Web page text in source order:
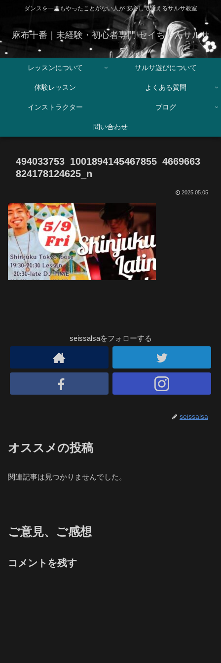
ダンスを一度もやったことがない人が 安心して通えるサルサ教室
麻布十番｜未経験・初心者専門 セイちゃんサルサ
レッスンについて サルサ遊びについて
体験レッスン よくある質問
インストラクター ブログ
問い合わせ
494033753_1001894145467855_4669663
824178124625_n
2025.05.05
seissalsaをフォローする
seissalsa
オススメの投稿
関連記事は見つかりませんでした。
ご意見、ご感想
コメントを残す